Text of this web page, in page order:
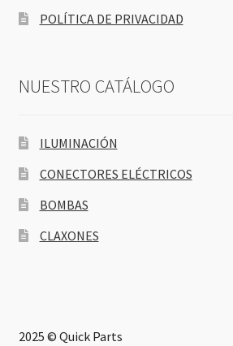
POLÍTICA DE PRIVACIDAD
NUESTRO CATÁLOGO
ILUMINACIÓN
CONECTORES ELÉCTRICOS
BOMBAS
CLAXONES
2025 © Quick Parts